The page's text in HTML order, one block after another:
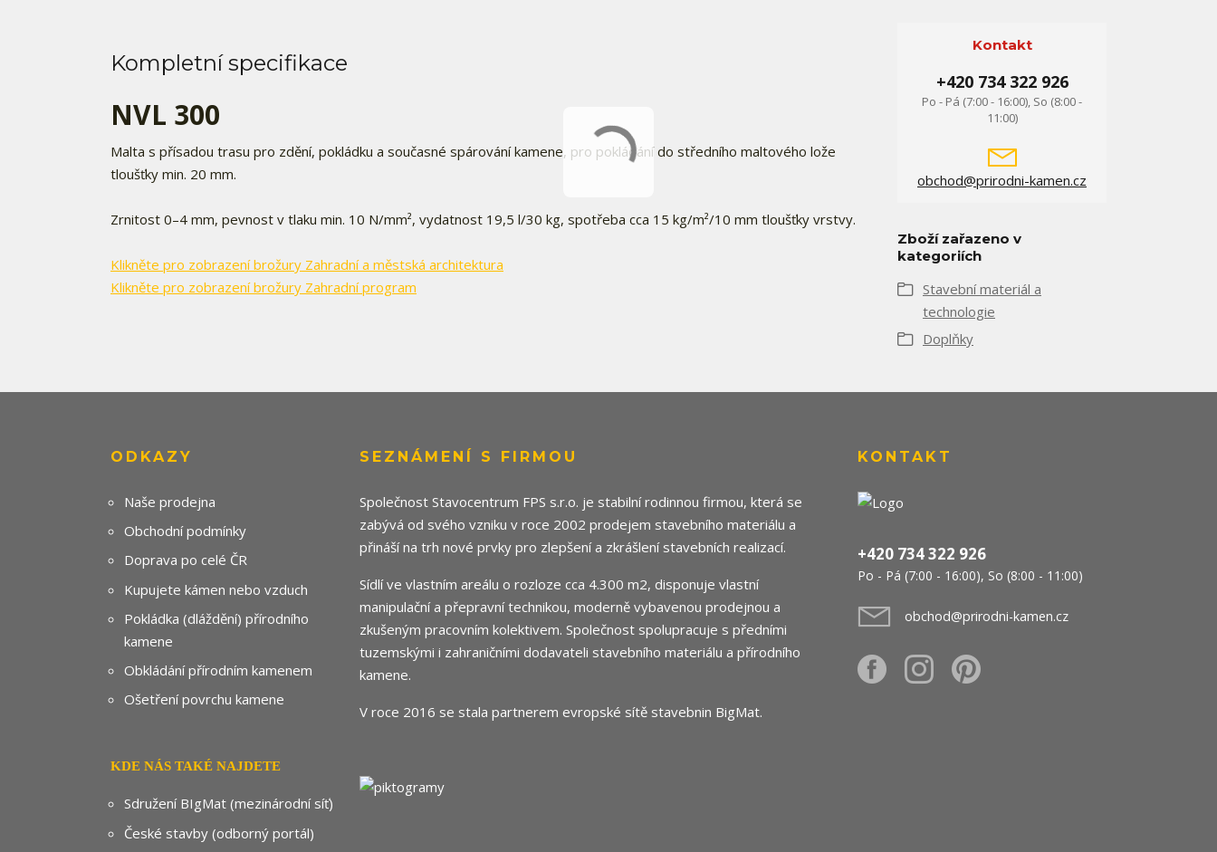
Kompletní specifikace
NVL 300
Malta s přísadou trasu pro zdění, pokládku a současné spárování kamene, pro pokládání do středního maltového lože
tloušťky min. 20 mm.
Zrnitost 0–4 mm, pevnost v tlaku min. 10 N/mm², vydatnost 19,5 l/30 kg, spotřeba cca 15 kg/m²/10 mm tloušťky vrstvy.
Klikněte pro zobrazení brožury Zahradní a městská architektura
Klikněte pro zobrazení brožury Zahradní program
Kontakt
+420 734 322 926
Po - Pá (7:00 - 16:00), So (8:00 -
11:00)
obchod@prirodni-kamen.cz
Zboží zařazeno v
kategoriích
Stavební materiál a
technologie
Doplňky
ODKAZY
Naše prodejna
Obchodní podmínky
Doprava po celé ČR
Kupujete kámen nebo vzduch
Pokládka (dláždění) přírodního
kamene
Obkládání přírodním kamenem
Ošetření povrchu kamene
KDE NÁS TAKÉ NAJDETE
Sdružení BIgMat (mezinárodní síť)
České stavby (odborný portál)
SEZNÁMENÍ S FIRMOU
Společnost Stavocentrum FPS s.r.o. je stabilní rodinnou firmou, která se
zabývá od svého vzniku v roce 2002 prodejem stavebního materiálu a
přináší na trh nové prvky pro zlepšení a zkrášlení stavebních realizací.
Sídlí ve vlastním areálu o rozloze cca 4.300 m2, disponuje vlastní
manipulační a přepravní technikou, moderně vybavenou prodejnou a
zkušeným pracovním kolektivem. Společnost spolupracuje s předními
tuzemskými i zahraničními dodavateli stavebního materiálu a přírodního
kamene.
V roce 2016 se stala partnerem evropské sítě stavebnin BigMat.
KONTAKT
+420 734 322 926
Po - Pá (7:00 - 16:00), So (8:00 - 11:00)
obchod@prirodni-kamen.cz